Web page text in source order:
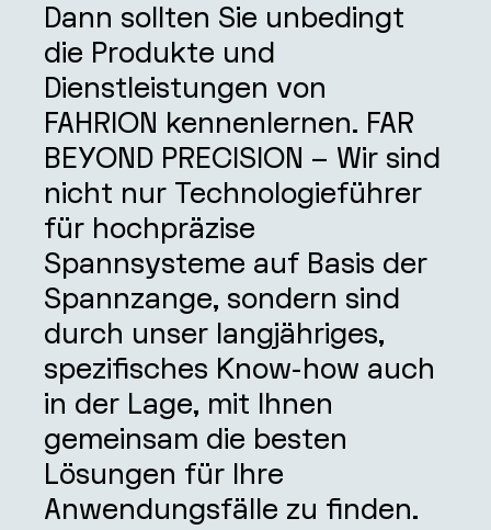
Dann sollten Sie unbedingt
die Produkte und
Dienstleistungen von
FAHRION kennenlernen. FAR
BEYOND PRECISION – Wir sind
nicht nur Technologieführer
für hochpräzise
Spannsysteme auf Basis der
Spannzange, sondern sind
durch unser langjähriges,
spezifisches Know-how auch
in der Lage, mit Ihnen
gemeinsam die besten
Lösungen für Ihre
Anwendungsfälle zu finden.